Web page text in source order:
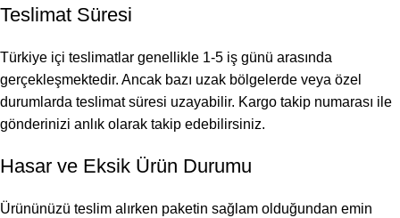
Teslimat Süresi
Türkiye içi teslimatlar genellikle 1-5 iş günü arasında
gerçekleşmektedir. Ancak bazı uzak bölgelerde veya özel
durumlarda teslimat süresi uzayabilir. Kargo takip numarası ile
gönderinizi anlık olarak takip edebilirsiniz.
Hasar ve Eksik Ürün Durumu
Ürününüzü teslim alırken paketin sağlam olduğundan emin